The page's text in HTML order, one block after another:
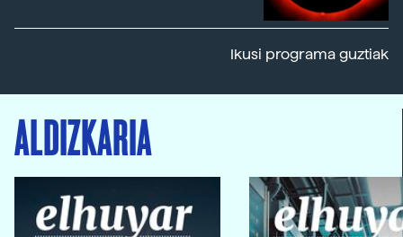
Ikusi programa guztiak
ALDIZKARIA